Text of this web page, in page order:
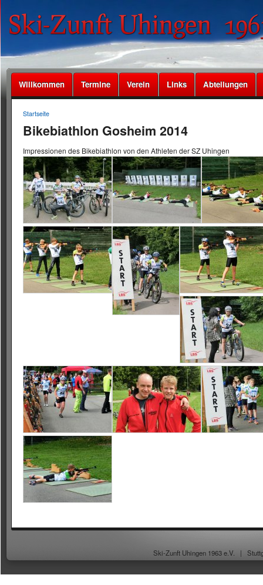
Willkommen Termine Verein Links Abteilungen
Startseite
Bikebiathlon Gosheim 2014
Impressionen des Bikebiathlon von den Athleten der SZ Uhingen
Ski-Zunft Uhingen 1963 e.V. |